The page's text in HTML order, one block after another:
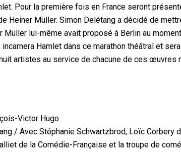
Pour la première fois en France seront
Heiner Müller. Simon Delétang a décidé de
lui-même avait proposé à Berlin au
Hamlet dans ce marathon théâtral et
artistes au service de chacune de ces œuvres
Victor Hugo
/ Avec Stéphanie Schwartzbrod, Loïc Corbery
de la Comédie-Française et la troupe de